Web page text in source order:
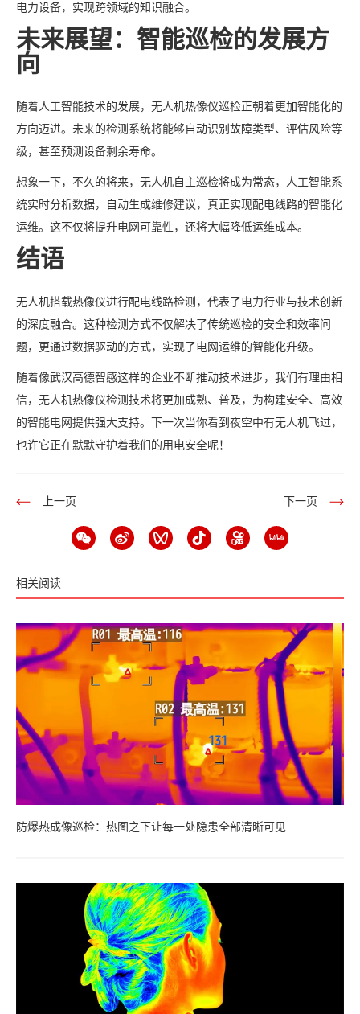
电力设备，实现跨领域的知识融合。
未来展望：智能巡检的发展方
向
随着人工智能技术的发展，无人机热像仪巡检正朝着更加智能化的
方向迈进。未来的检测系统将能够自动识别故障类型、评估风险等
级，甚至预测设备剩余寿命。
想象一下，不久的将来，无人机自主巡检将成为常态，人工智能系
统实时分析数据，自动生成维修建议，真正实现配电线路的智能化
运维。这不仅将提升电网可靠性，还将大幅降低运维成本。
结语
无人机搭载热像仪进行配电线路检测，代表了电力行业与技术创新
的深度融合。这种检测方式不仅解决了传统巡检的安全和效率问
题，更通过数据驱动的方式，实现了电网运维的智能化升级。
随着像武汉高德智感这样的企业不断推动技术进步，我们有理由相
信，无人机热像仪检测技术将更加成熟、普及，为构建安全、高效
的智能电网提供强大支持。下一次当你看到夜空中有无人机飞过，
也许它正在默默守护着我们的用电安全呢！
上一页 下一页
相关阅读
防爆热成像巡检：热图之下让每一处隐患全部清晰可见